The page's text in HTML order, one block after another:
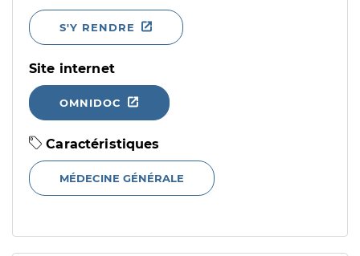
S'Y RENDRE
Site internet
OMNIDOC
Caractéristiques
MÉDECINE GÉNÉRALE